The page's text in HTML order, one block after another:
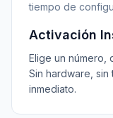
tiempo de
Activación
Elige un número,
Sin hardware,
inmediato.